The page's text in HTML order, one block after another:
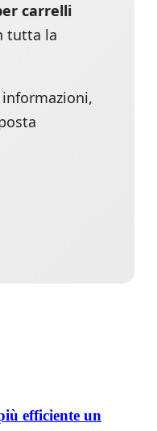
carrelli
tutta la
efficiente un